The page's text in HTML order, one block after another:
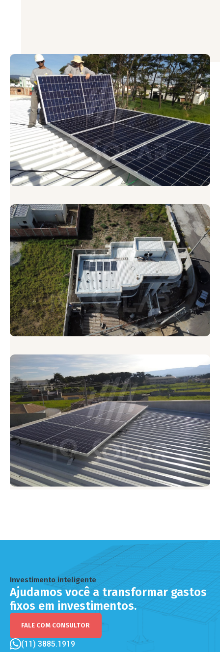
Investimento inteligente
Ajudamos você a transformar gastos
fixos em investimentos.
FALE COM CONSULTOR
(11) 3885.1919